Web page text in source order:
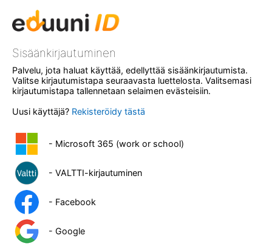
Sisäänkirjautuminen
Palvelu, jota haluat käyttää, edellyttää sisäänkirjautumista.
Valitse kirjautumistapa seuraavasta luettelosta. Valitsemasi
kirjautumistapa tallennetaan selaimen evästeisiin.
Uusi käyttäjä? Rekisteröidy tästä
- Microsoft 365 (work or school)
- VALTTI-kirjautuminen
- Facebook
- Google